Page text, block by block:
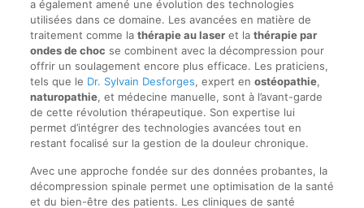
a également amené une évolution des technologies
utilisées dans ce domaine. Les avancées en matière de
traitement comme la thérapie au laseret la thérapie par
ondes de choc se combinent avec la décompression pour
offrir un soulagement encore plus efficace. Les praticiens,
tels que le Dr. Sylvain Desforges, expert en ostéopathie,
naturopathie, et médecine manuelle, sont à l’avant-garde
de cette révolution thérapeutique. Son expertise lui
permet d’intégrer des technologies avancées tout en
restant focalisé sur la gestion de la douleur chronique.
Avec une approche fondée sur des données probantes, la
décompression spinale permet une optimisation de la santé
et du bien-être des patients. Les cliniques de santé